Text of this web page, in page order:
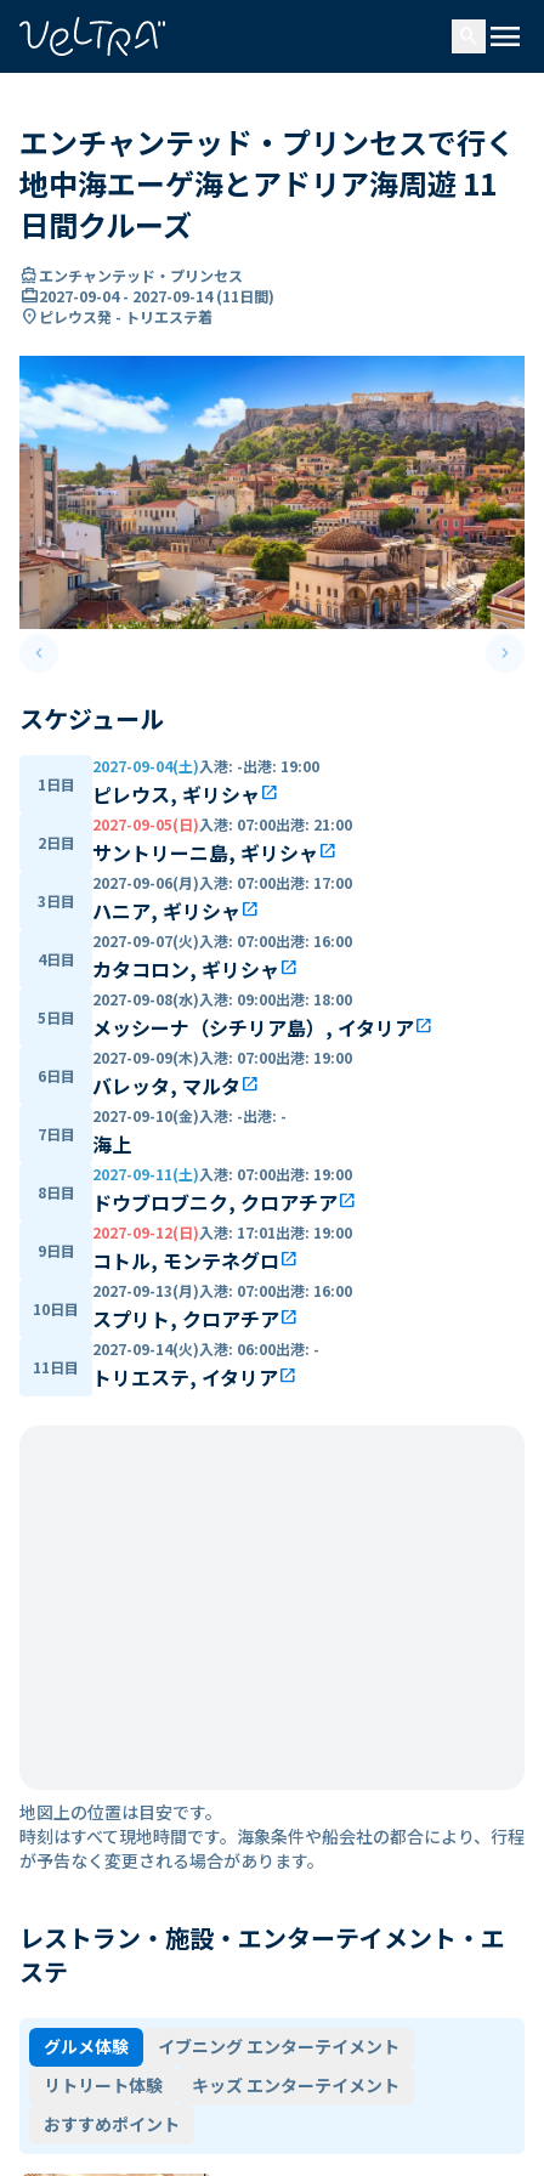
menu
エンチャンテッド・プリンセスで行く
地中海エーゲ海とアドリア海周遊 11
日間クルーズ
directions_boatエンチャンテッド・プリンセス
card_travel2027-09-04- 2027-09-14(11日間)
location_on ピレウス発 - トリエステ着
keyboard_arrow_leftPrevious slide keyboard_arrow_right
スケジュール
1日目
2027-09-04(土)入港: -出港: 19:00
ピレウス, ギリシャ open_in_new
2日目
2027-09-05(日)入港: 07:00出港: 21:00
サントリーニ島, ギリシャ open_in_new
3日目
2027-09-06(月)入港: 07:00出港: 17:00
ハニア, ギリシャ open_in_new
4日目
2027-09-07(火)入港: 07:00出港: 16:00
カタコロン, ギリシャ open_in_new
5日目
2027-09-08(水)入港: 09:00出港: 18:00
メッシーナ（シチリア島）, イタリアopen_in_new
6日目
2027-09-09(木)入港: 07:00出港: 19:00
バレッタ, マルタopen_in_new
7日目
2027-09-10(金)入港: -出港: -
海上
8日目
2027-09-11(土)入港: 07:00出港: 19:00
ドウブロブニク, クロアチアopen_in_new
9日目
2027-09-12(日)入港: 17:01出港: 19:00
コトル, モンテネグロopen_in_new
10日目
2027-09-13(月)入港: 07:00出港: 16:00
スプリト, クロアチアopen_in_new
11日目
2027-09-14(火)入港: 06:00出港: -
トリエステ, イタリアopen_in_new
地図上の位置は目安です。
時刻はすべて現地時間です。海象条件や船会社の都合により、行程
が予告なく変更される場合があります。
レストラン・施設・エンターテイメント・エ
ステ
グルメ体験
イブニング エンターテイメント
リトリート体験
キッズ エンターテイメント
おすすめポイント